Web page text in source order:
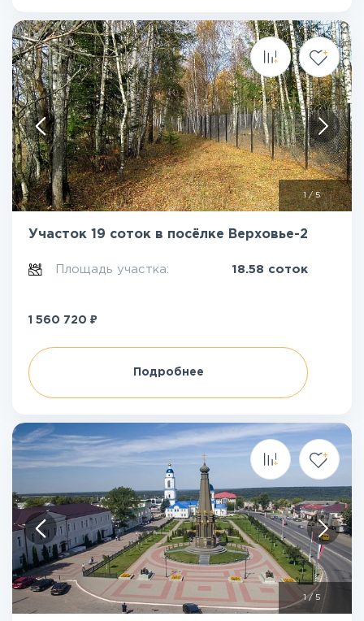
1 /5
Участок 19 соток в посёлке Верховье-2
Площадь участка: 18.58 соток
1 560 720 ₽
Подробнее
1/ 5